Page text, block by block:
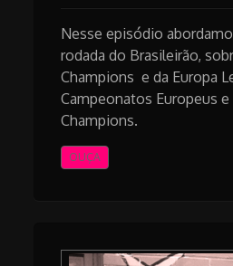
Nesse episódio
rodada do Brasileirão,
Champions e da Europa
Campeonatos Europeus e
Champions.
OUÇA